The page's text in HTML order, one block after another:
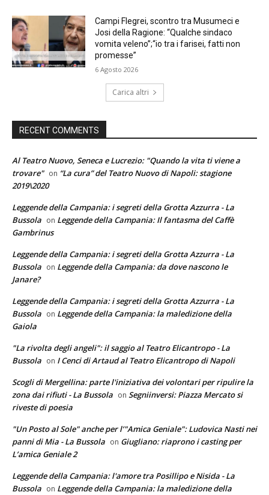
Campi Flegrei, scontro tra Musumeci e
Josi della Ragione: “Qualche sindaco
vomita veleno”;“io tra i farisei, fatti non
promesse”
6 Agosto 2026
Carica altri
RECENT COMMENTS
Al Teatro Nuovo, Seneca e Lucrezio: "Quando la vita ti viene a
trovare" on “La cura” del Teatro Nuovo di Napoli: stagione
2019\2020
Leggende della Campania: i segreti della Grotta Azzurra - La
Bussola on Leggende della Campania: Il fantasma del Caffè
Gambrinus
Leggende della Campania: i segreti della Grotta Azzurra - La
Bussola on Leggende della Campania: da dove nascono le
Janare?
Leggende della Campania: i segreti della Grotta Azzurra - La
Bussola on Leggende della Campania: la maledizione della
Gaiola
"La rivolta degli angeli": il saggio al Teatro Elicantropo - La
Bussola on I Cenci di Artaud al Teatro Elicantropo di Napoli
Scogli di Mergellina: parte l'iniziativa dei volontari per ripulire la
zona dai rifiuti - La Bussola on Segniinversi: Piazza Mercato si
riveste di poesia
"Un Posto al Sole" anche per l’"Amica Geniale": Ludovica Nasti nei
panni di Mia - La Bussola on Giugliano: riaprono i casting per
L’amica Geniale 2
Leggende della Campania: l'amore tra Posillipo e Nisida - La
Bussola on Leggende della Campania: la maledizione della